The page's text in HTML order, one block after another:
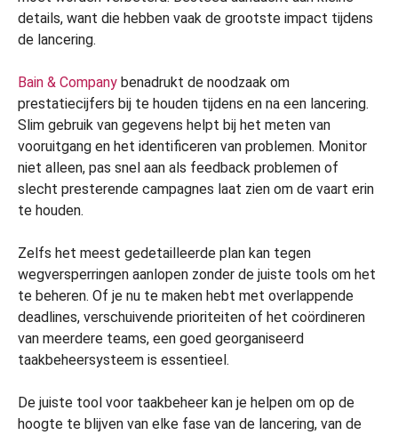
details, want die hebben vaak de grootste impact tijdens
de lancering.
Bain & Company benadrukt de noodzaak om
prestatiecijfers bij te houden tijdens en na een lancering.
Slim gebruik van gegevens helpt bij het meten van
vooruitgang en het identificeren van problemen. Monitor
niet alleen, pas snel aan als feedback problemen of
slecht presterende campagnes laat zien om de vaart erin
te houden.
Zelfs het meest gedetailleerde plan kan tegen
wegversperringen aanlopen zonder de juiste tools om het
te beheren. Of je nu te maken hebt met overlappende
deadlines, verschuivende prioriteiten of het coördineren
van meerdere teams, een goed georganiseerd
taakbeheersysteem is essentieel.
De juiste tool voor taakbeheer kan je helpen om op de
hoogte te blijven van elke fase van de lancering, van de